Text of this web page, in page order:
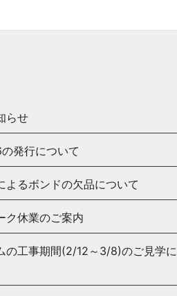
らせ
発行について
よるボンドの欠品について
ク休業のご案内
の工事期間(2/12～3/8)のご見学に